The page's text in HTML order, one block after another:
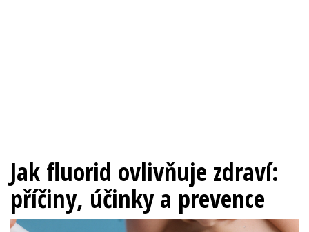
Jak fluorid ovlivňuje zdraví:
příčiny, účinky a prevence